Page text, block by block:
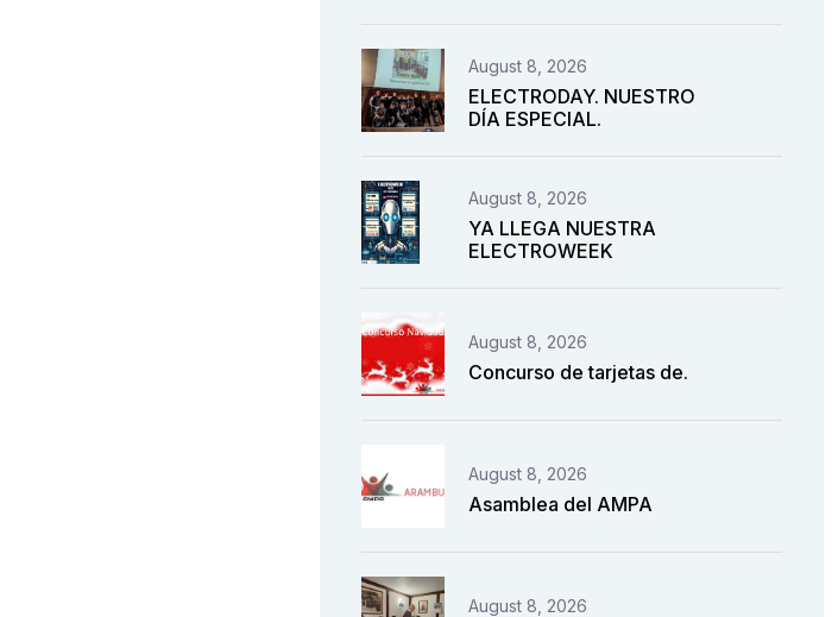
August 8, 2026
ELECTRODAY. NUESTRO
DÍA ESPECIAL.
August 8, 2026
YA LLEGA NUESTRA
ELECTROWEEK
August 8, 2026
Concurso de tarjetas de.
August 8, 2026
Asamblea del AMPA
August 8, 2026